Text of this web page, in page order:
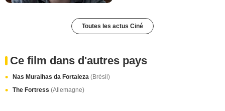
Toutes les actus Ciné
Ce film dans d'autres pays
Nas Muralhas da Fortaleza (Brésil)
The Fortress (Allemagne)